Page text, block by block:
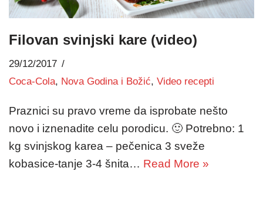
Filovan svinjski kare (video)
29/12/2017
Coca-Cola, Nova Godina i Božić, Video recepti
Praznici su pravo vreme da isprobate nešto
novo i iznenadite celu porodicu. 🙂 Potrebno: 1
kg svinjskog karea – pečenica 3 sveže
kobasice-tanje 3-4 šnita… Read More »